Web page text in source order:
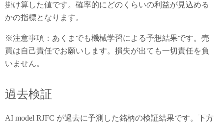
掛け算した値です。確率的にどのくらいの利益が見込める
かの指標となります。
※注意事項：あくまでも機械学習による予想結果です。売
買は自己責任でお願いします。損失が出ても一切責任を負
いません。
過去検証
AI model RJFC が過去に予測した銘柄の検証結果です。下方